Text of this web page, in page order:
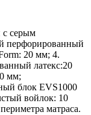
с серым
перфорированный
20 мм; 4.
латекс:20
мм;
блок EVS1000
войлок: 10
матраса.